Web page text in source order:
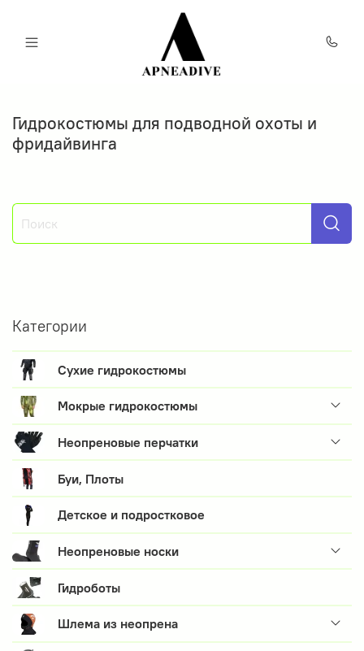
Гидрокостюмы для подводной охоты и
фридайвинга
Категории
Сухие гидрокостюмы
Мокрые гидрокостюмы
Неопреновые перчатки
Буи, Плоты
Детское и подростковое
Неопреновые носки
Гидроботы
Шлема из неопрена